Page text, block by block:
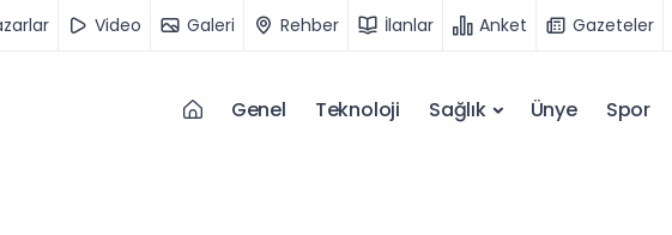
Video Galeri Rehber İlanlar Anket Gazeteler
Genel Teknoloji Sağlık Ünye Spor